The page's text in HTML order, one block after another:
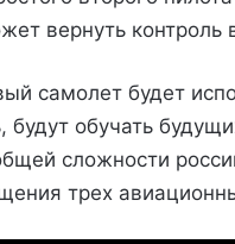
вернуть
самолет будет
будут обучать
сложности
трех